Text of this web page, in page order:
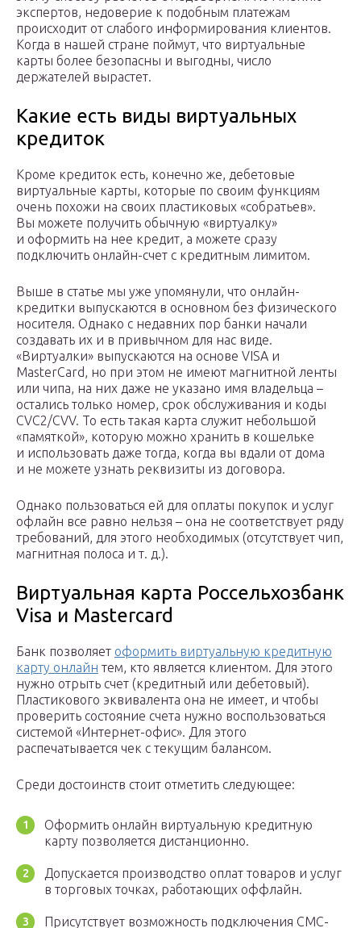
экспертов, недоверие к подобным платежам
происходит от слабого информирования клиентов.
Когда в нашей стране поймут, что виртуальные
карты более безопасны и выгодны, число
держателей вырастет.
Какие есть виды виртуальных
кредиток
Кроме кредиток есть, конечно же, дебетовые
виртуальные карты, которые по своим функциям
очень похожи на своих пластиковых «собратьев».
Вы можете получить обычную «виртуалку»
и оформить на нее кредит, а можете сразу
подключить онлайн-счет с кредитным лимитом.
Выше в статье мы уже упомянули, что онлайн-
кредитки выпускаются в основном без физического
носителя. Однако с недавних пор банки начали
создавать их и в привычном для нас виде.
«Виртуалки» выпускаются на основе VISA и
MasterCard, но при этом не имеют магнитной ленты
или чипа, на них даже не указано имя владельца –
остались только номер, срок обслуживания и коды
CVC2/CVV. То есть такая карта служит небольшой
«памяткой», которую можно хранить в кошельке
и использовать даже тогда, когда вы вдали от дома
и не можете узнать реквизиты из договора.
Однако пользоваться ей для оплаты покупок и услуг
офлайн все равно нельзя – она не соответствует ряду
требований, для этого необходимых (отсутствует чип,
магнитная полоса и т. д.).
Виртуальная карта Россельхозбанк
Visa и Mastercard
Банк позволяет оформить виртуальную кредитную
карту онлайн тем, кто является клиентом. Для этого
нужно отрыть счет (кредитный или дебетовый).
Пластикового эквивалента она не имеет, и чтобы
проверить состояние счета нужно воспользоваться
системой «Интернет-офис». Для этого
распечатывается чек с текущим балансом.
Среди достоинств стоит отметить следующее:
Оформить онлайн виртуальную кредитную
карту позволяется дистанционно.
Допускается производство оплат товаров и услуг
в торговых точках, работающих оффлайн.
Присутствует возможность подключения СМС-